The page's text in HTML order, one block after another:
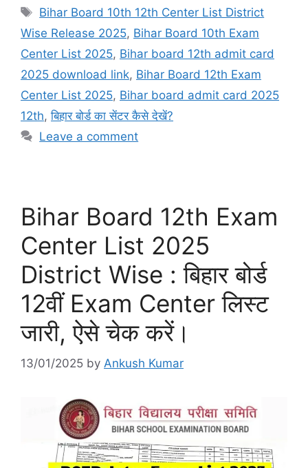
Tags
Bihar Board 10th 12th Center List District
Wise Release 2025, Bihar Board 10th Exam
Center List 2025, Bihar board 12th admit card
2025 download link, Bihar Board 12th Exam
Center List 2025, Bihar board admit card 2025
12th,बिहार बोर्ड का सेंटर कैसे देखें?
Leave a comment
Bihar Board 12th Exam
Center List 2025
District Wise : बिहार बोर्ड
12वीं Exam Center लिस्ट
जारी, ऐसे चेक करें।
13/01/2025 by Ankush Kumar